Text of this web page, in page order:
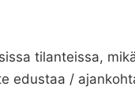
tilanteissa,
edustaa /